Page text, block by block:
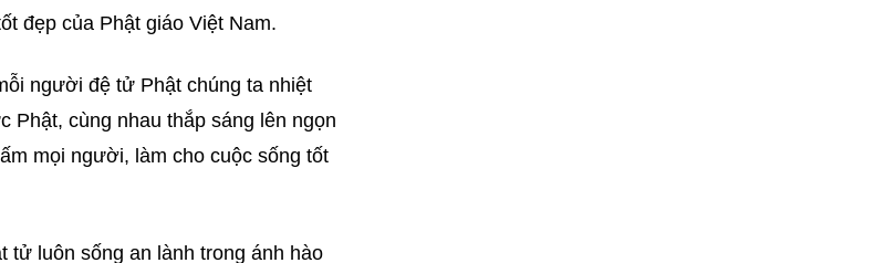
đẹp của Phật giáo Việt Nam.
người đệ tử Phật chúng ta nhiệt
cùng nhau thắp sáng lên ngọn
mọi người, làm cho cuộc sống tốt
tử luôn sống an lành trong ánh hào